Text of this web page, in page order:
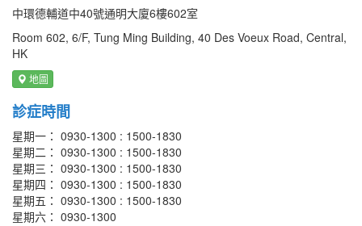
中環德輔道中40號通明大廈6樓602室
Room 602, 6/F, Tung Ming Building, 40 Des Voeux Road, Central,
HK
地圖
診症時間
星期一： 0930-1300 : 1500-1830
星期二： 0930-1300 : 1500-1830
星期三： 0930-1300 : 1500-1830
星期四： 0930-1300 : 1500-1830
星期五： 0930-1300 : 1500-1830
星期六： 0930-1300